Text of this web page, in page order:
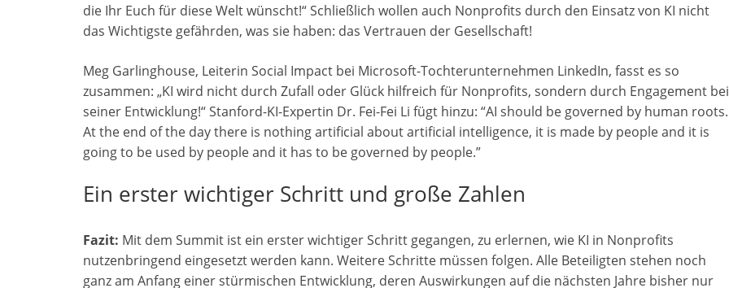
die Ihr Euch für diese Welt wünscht!“ Schließlich wollen auch Nonprofits durch den Einsatz von KI nicht
das Wichtigste gefährden, was sie haben: das Vertrauen der Gesellschaft!
Meg Garlinghouse, Leiterin Social Impact bei Microsoft-Tochterunternehmen LinkedIn, fasst es so
zusammen: „KI wird nicht durch Zufall oder Glück hilfreich für Nonprofits, sondern durch Engagement bei
seiner Entwicklung!“ Stanford-KI-Expertin Dr. Fei-Fei Li fügt hinzu: “AI should be governed by human roots.
At the end of the day there is nothing artificial about artificial intelligence, it is made by people and it is
going to be used by people and it has to be governed by people.”
Ein erster wichtiger Schritt und große Zahlen
Fazit: Mit dem Summit ist ein erster wichtiger Schritt gegangen, zu erlernen, wie KI in Nonprofits
nutzenbringend eingesetzt werden kann. Weitere Schritte müssen folgen. Alle Beteiligten stehen noch
ganz am Anfang einer stürmischen Entwicklung, deren Auswirkungen auf die nächsten Jahre bisher nur